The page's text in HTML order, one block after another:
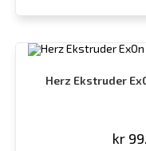
Herz Ekstruder
kr